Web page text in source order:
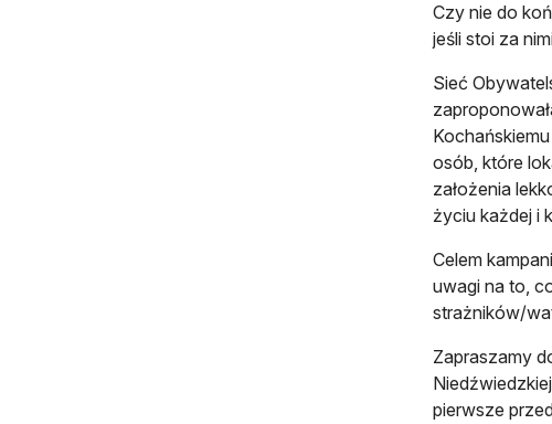
Czy nie do
jeśli stoi za
Sieć
osób, które
założenia
życiu każdej i
Celem
uwagi na to,
strażników/
Zapraszamy
pierwsze